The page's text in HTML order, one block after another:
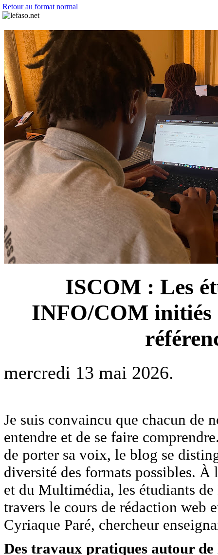
Retour au format normal
ISCOM : Les
INFO/COM initiés
mercredi 13 mai 2026.
Je suis convaincu que chacun de
entendre et de se faire
de porter sa voix, le blog se
diversité des formats possibles.
et du Multimédia, les étudiants
travers le cours de rédaction web
Cyriaque Paré, chercheur
Des travaux pratiques autour